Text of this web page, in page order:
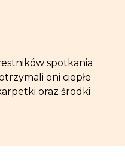
spotkania
oni ciepłe
oraz środki